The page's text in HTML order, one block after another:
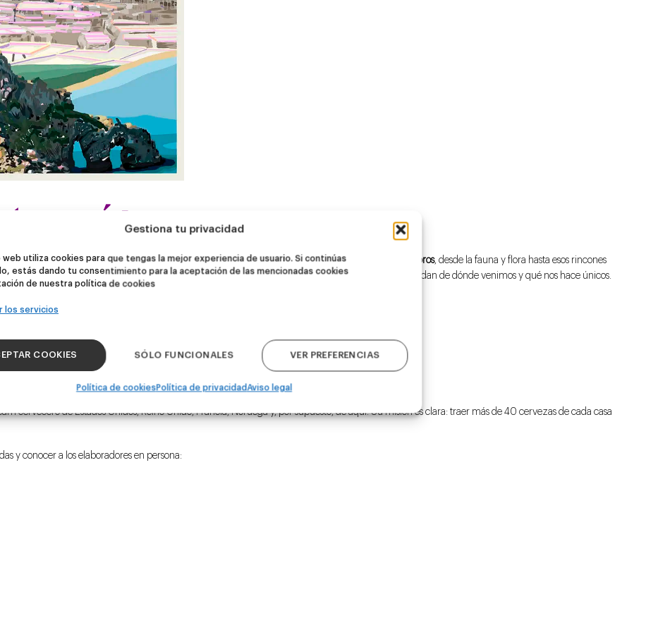
Gestiona tu privacidad
web utiliza cookies para que tengas la mejor experiencia de usuario. Si continúas
estás dando tu consentimiento para la aceptación de las mencionadas cookies
de nuestra política de cookies
los servicios
COOKIES SÓLO FUNCIONALES VER PREFERENCIAS
Política de cookiesPolítica de privacidadAviso legal
orígenes
inspira: las maravillas naturales del País Vasco. El tema del 10º aniversario esun homenaje a sus tesoros, desde la fauna y flora hasta esos rincones
Salto de Nervión, Gaztelugatxe, el Flysch de Zumaia y muchos otros lugares mágicos que nos recuerdan de dónde venimos y qué nos hace únicos.
Marcos Navarro,
a la altura
cervecero de Estados Unidos, Reino Unido, Francia, Noruega y, por supuesto, de aquí. Su misión es clara: traer más de 40 cervezas de cada casa
y conocer a los elaboradores en persona: